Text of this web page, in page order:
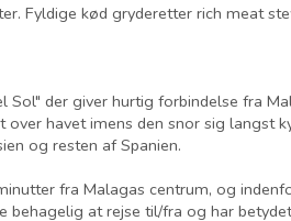
Fyldige kød gryderetter rich meat
der giver hurtig forbindelse fra
havet imens den snor sig langst
og resten af Spanien.
fra Malagas centrum, og
at rejse til/fra og har